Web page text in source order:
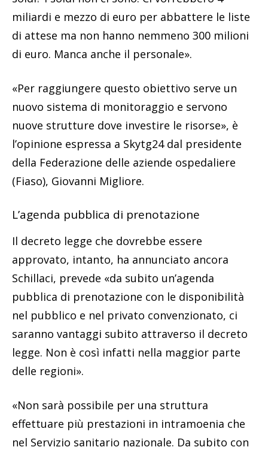
miliardi e mezzo di euro per abbattere le liste
di attese ma non hanno nemmeno 300 milioni
di euro. Manca anche il personale».
«Per raggiungere questo obiettivo serve un
nuovo sistema di monitoraggio e servono
nuove strutture dove investire le risorse», è
l’opinione espressa a Skytg24 dal presidente
della Federazione delle aziende ospedaliere
(Fiaso), Giovanni Migliore.
L’agenda pubblica di prenotazione
Il decreto legge che dovrebbe essere
approvato, intanto, ha annunciato ancora
Schillaci, prevede «da subito un’agenda
pubblica di prenotazione con le disponibilità
nel pubblico e nel privato convenzionato, ci
saranno vantaggi subito attraverso il decreto
legge. Non è così infatti nella maggior parte
delle regioni».
«Non sarà possibile per una struttura
effettuare più prestazioni in intramoenia che
nel Servizio sanitario nazionale. Da subito con